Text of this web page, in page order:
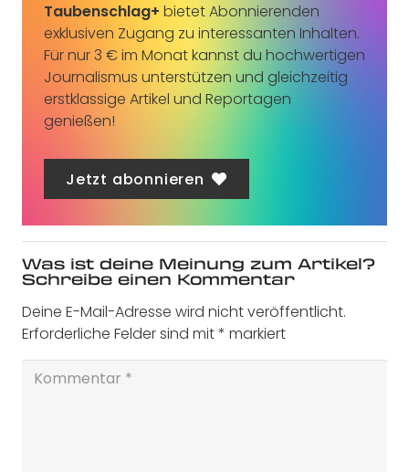
Taubenschlag+ bietet Abonnierenden
exklusiven Zugang zu interessanten Inhalten.
Für nur 3 € im Monat kannst du hochwertigen
Journalismus unterstützen und gleichzeitig
erstklassige Artikel und Reportagen
genießen!
Jetzt abonnieren
Was ist deine Meinung zum Artikel?
Schreibe einen Kommentar
Deine E-Mail-Adresse wird nicht veröffentlicht.
Erforderliche Felder sind mit* markiert